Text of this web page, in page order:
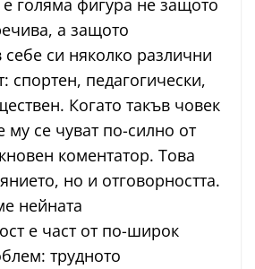
голяма фигура не защото
а защото
си няколко различни
спортен, педагогически,
Когато такъв човек
му се чуват по-силно от
коментатор. Това
но и отговорността.
нейната
е част от по-широк
трудното